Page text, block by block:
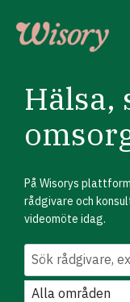
content
Hälsa,
På Wisorys
rådgivare och
videomöte idag.